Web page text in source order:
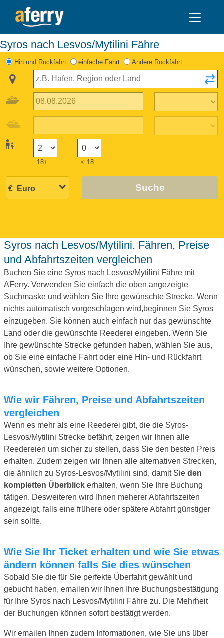
Syros nach Lesvos/Mytilini Fähre
Hin und Rückfahrt einfache Fahrt Andere Rückfahrt
18+ < 18
Suche
Syros nach Lesvos/Mytilini. Fähren, Preise
und Abfahrtszeiten vergleichen
Buchen Sie eine Syros nach Lesvos/Mytilini Fähre mit
AFerry. Verwenden Sie einfach die oben angezeigte
Suchmaske und wählen Sie Ihre gewünschte Strecke. Wenn
nichts automatisch vorgeschlagen wird,beginnen Sie Syros
einzugeben. Sie können auch einfach nur das gewünschte
Land oder die gewünschte Reederei eingeben. Wenn Sie
Ihre gewünschte Strecke gefunden haben, wählen Sie aus,
ob Sie eine einfache Fahrt oder eine Hin- und Rückfahrt
wünschen, sowie weitere Optionen.
Wie wir Fähren, Preise und Abfahrtszeiten
vergleichen
Wenn es mehr als eine Reederei gibt, die die Syros-
Lesvos/Mytilini Strecke befährt, zeigen wir Ihnen alle
Reedereien um sicher zu stellen, dass Sie den besten Preis
erhalten. Zudem zeigen wir Ihnen alle alternativen Strecken,
die ähnlich zu Syros-Lesvos/Mytilini sind, damit Sie den
kompletten Überblick erhalten, wenn Sie Ihre Buchung
tätigen. Desweiteren wird Ihnen meherer Abfahrtszeiten
angezeigt, falls eine frühere oder spätere Abfahrt günstiger
sein sollte.
Wie Sie Ihr Ticket erhalten und wie Sie etwas
ändern können falls Sie dies wünschen
Sobald Sie die für Sie perfekte Überfahrt gewählt und
gebucht haben, emailen wir Ihnen Ihre Buchungsbestätigung
für Ihre Syros nach Lesvos/Mytilini Fähre zu. Die Mehrheit
der Buchungen können sofort bestätigt werden.
Wir emailen Ihnen zudem Informationen, wie Sie uns über